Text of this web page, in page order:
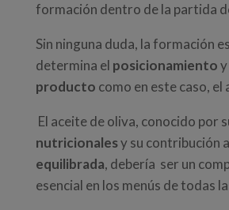
formación dentro de la partida
Sin ninguna duda, la formación
determina el posicionamiento
producto como en este caso, el
El aceite de oliva, conocido por
nutricionalesy su contribución
equilibrada, debería ser un
esencial en los menús de todas